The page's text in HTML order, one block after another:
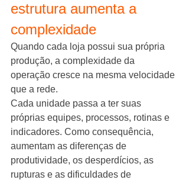
estrutura aumenta a
complexidade
Quando cada loja possui sua própria
produção, a complexidade da
operação cresce na mesma velocidade
que a rede.
Cada unidade passa a ter suas
próprias equipes, processos, rotinas e
indicadores. Como consequência,
aumentam as diferenças de
produtividade, os desperdícios, as
rupturas e as dificuldades de